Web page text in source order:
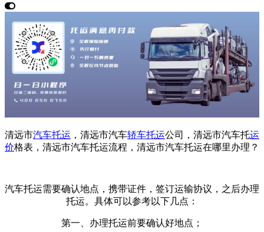
清远市汽车托运 ，清远市汽车轿车托运公司，清远市汽车托运
价格表，清远市汽车托运流程，清远市汽车托运在哪里办理？
汽车托运需要确认地点，携带证件，签订运输协议，之后办理
托运。具体可以参考以下几点：
第一、办理托运前要确认好地点；